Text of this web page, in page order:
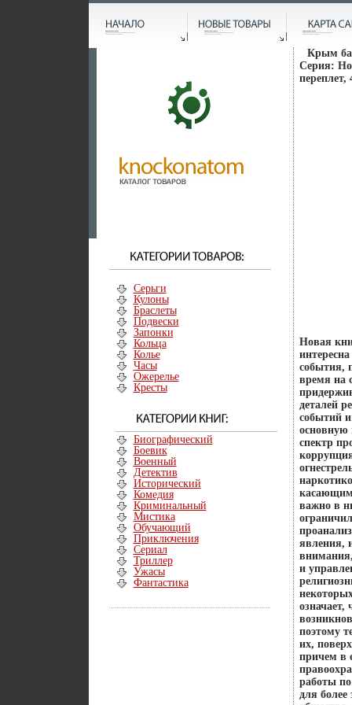
Серьги
Кулоны
Браслеты
Подвески
Запонки
Кольца
Колье
Часы
Ожерелье
Кресты
Биографический
Боевик
Военный
Детектив
Исторический
Комедия
Криминальный
Мистика
Обучающий
Приключения
Сериал
Триллер
Ужасы
Фантастика
Крым
Серия:
переплет,
Новая
события,
время на
деталей
событий и
основную
спектр
важно в
явления,
и
поэтому
их,
причем в
работы
для более